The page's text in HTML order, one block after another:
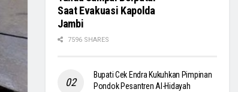
Saat Evakuasi Kapolda
Jambi
7596 SHARES
Bupati Cek Endra Kukuhkan Pimpinan
Pondok Pesantren Al-Hidayah